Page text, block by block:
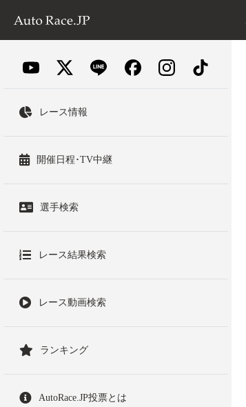
レース情報
開催日程･TV中継
選手検索
レース結果検索
レース動画検索
ランキング
AutoRace.JP投票とは